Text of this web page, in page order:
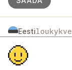
Eesti
Slovensko
Polska
© 2016 →
Loukykvět s.r.o. on